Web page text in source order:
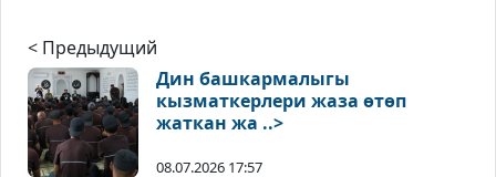
< Предыдущий
Дин башкармалыгы
кызматкерлери жаза өтөп
жаткан жа ..>
08.07.2026 17:57